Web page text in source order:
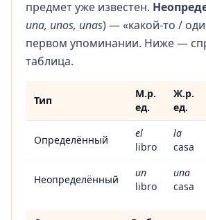
предмет уже известен.
una, unos, unas) — «какой-то /
первом упоминании. Ниже —
таблица.
Таблица определённых и
Тип
М.р.
ед.
Ж.р.
ед.
Определённый
el
libro
la
casa
Неопределённый
un
libro
una
casa